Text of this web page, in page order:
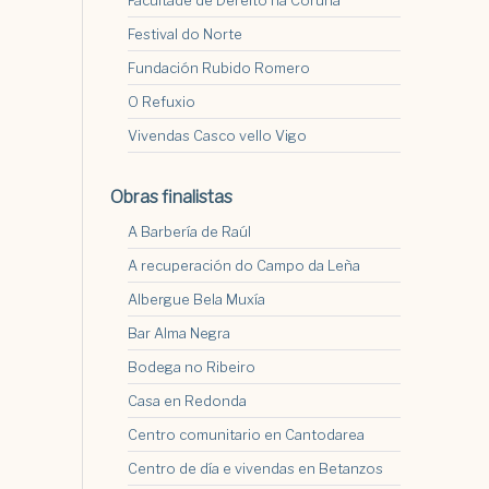
Festival do Norte
Fundación Rubido Romero
O Refuxio
Vivendas Casco vello Vigo
Obras finalistas
A Barbería de Raúl
A recuperación do Campo da Leña
Albergue Bela Muxía
Bar Alma Negra
Bodega no Ribeiro
Casa en Redonda
Centro comunitario en Cantodarea
Centro de día e vivendas en Betanzos